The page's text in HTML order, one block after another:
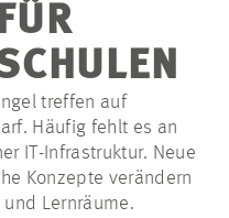
treffen auf
Häufig fehlt es an
IT-Infrastruktur. Neue
Konzepte verändern
Lernräume.